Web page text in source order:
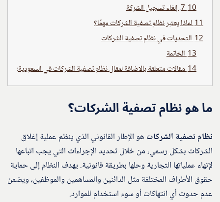
107. إلغاء تسجيل الشركة
11لماذا يعتبر نظام تصفية الشركات مهمًا؟
12التحديات في نظام تصفية الشركات
13الخاتمة
14مقالات متعلقة بالاضافة لمقال نظام تصفية الشركات في السعودية:
ما هو نظام تصفية الشركات؟
نظام تصفية الشركات هو الإطار القانوني الذي ينظم عملية إغلاق
الشركات بشكل رسمي، من خلال تحديد الإجراءات التي يجب اتباعها
لإنهاء عملياتها التجارية وحلها بطريقة قانونية. يهدف النظام إلى حماية
حقوق الأطراف المختلفة مثل الدائنين والمساهمين والموظفين، ويضمن
عدم حدوث أي انتهاكات أو سوء استخدام للموارد.